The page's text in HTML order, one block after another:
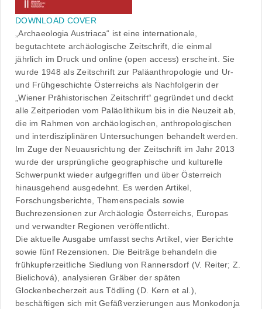
DOWNLOAD COVER
„Archaeologia Austriaca“ ist eine internationale,
begutachtete archäologische Zeitschrift, die einmal
jährlich im Druck und online (open access) erscheint. Sie
wurde 1948 als Zeitschrift zur Paläanthropologie und Ur-
und Frühgeschichte Österreichs als Nachfolgerin der
„Wiener Prähistorischen Zeitschrift“ gegründet und deckt
alle Zeitperioden vom Paläolithikum bis in die Neuzeit ab,
die im Rahmen von archäologischen, anthropologischen
und interdisziplinären Untersuchungen behandelt werden.
Im Zuge der Neuausrichtung der Zeitschrift im Jahr 2013
wurde der ursprüngliche geographische und kulturelle
Schwerpunkt wieder aufgegriffen und über Österreich
hinausgehend ausgedehnt. Es werden Artikel,
Forschungsberichte, Themenspecials sowie
Buchrezensionen zur Archäologie Österreichs, Europas
und verwandter Regionen veröffentlicht.
Die aktuelle Ausgabe umfasst sechs Artikel, vier Berichte
sowie fünf Rezensionen. Die Beiträge behandeln die
frühkupferzeitliche Siedlung von Rannersdorf (V. Reiter; Z.
Bielichová), analysieren Gräber der späten
Glockenbecherzeit aus Tödling (D. Kern et al.),
beschäftigen sich mit Gefäßverzierungen aus Monkodonja